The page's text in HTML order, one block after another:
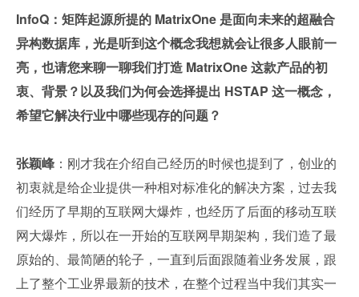
InfoQ：矩阵起源所提的 MatrixOne 是面向未来的超融合
异构数据库，光是听到这个概念我想就会让很多人眼前一
亮，也请您来聊一聊我们打造 MatrixOne 这款产品的初
衷、背景？以及我们为何会选择提出 HSTAP 这一概念，
希望它解决行业中哪些现存的问题？
张颖峰 ：刚才我在介绍自己经历的时候也提到了，创业的
初衷就是给企业提供一种相对标准化的解决方案，过去我
们经历了早期的互联网大爆炸，也经历了后面的移动互联
网大爆炸，所以在一开始的互联网早期架构，我们造了最
原始的、最简陋的轮子，一直到后面跟随着业务发展，跟
上了整个工业界最新的技术，在整个过程当中我们其实一